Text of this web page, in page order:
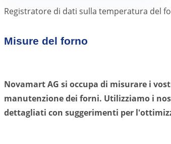
Registratore di dati sulla temperatura del
Misure del forno
Novamart AG si occupa di misurare i
manutenzione dei forni. Utilizziamo i
dettagliati con suggerimenti per